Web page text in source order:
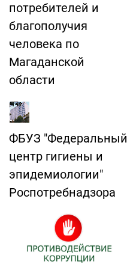
потребителей и
благополучия
человека по
Магаданской
области
ФБУЗ "Федеральный
центр гигиены и
эпидемиологии"
Роспотребнадзора